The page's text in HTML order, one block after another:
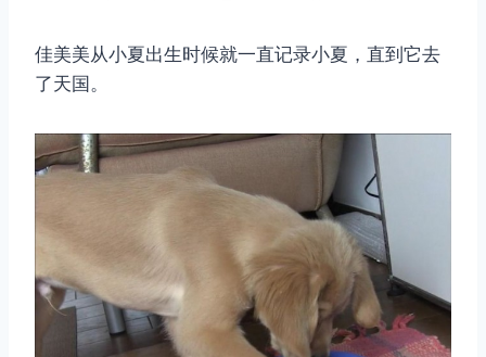
佳美美从小夏出生时候就一直记录小夏，直到它去
了天国。